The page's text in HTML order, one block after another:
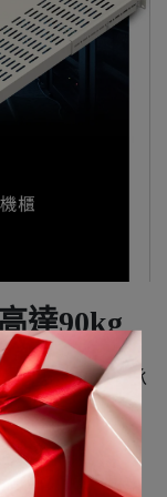
達90kg
機櫃內部用於承
高達 90 kg。